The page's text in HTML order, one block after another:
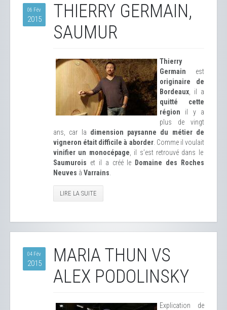
06 Fév
2015
THIERRY GERMAIN,
SAUMUR
Thierry
Germain est
originaire de
Bordeaux , il a
quitté cette
région il y a
plus de vingt
ans, car la dimension paysanne du métier de
vigneron était difficile à aborder. Comme il voulait
vinifier un monocépage , il s’est retrouvé dans le
Saumurois et il a créé le Domaine des Roches
Neuves à Varrains
LIRE LA SUITE
04 Fév
2015
MARIA THUN VS
ALEX PODOLINSKY
Explication de